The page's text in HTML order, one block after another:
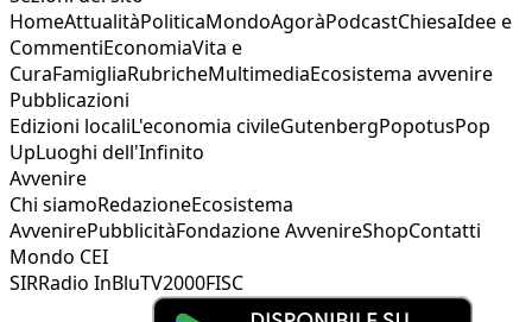
HomeAttualitàPoliticaMondoAgoràPodcastChiesaIdee e
CommentiEconomiaVita e
CuraFamigliaRubricheMultimediaEcosistema avvenire
Pubblicazioni
Edizioni localiL'economia civileGutenbergPopotusPop
UpLuoghi dell'Infinito
Avvenire
Chi siamoRedazioneEcosistema
AvvenirePubblicitàFondazione AvvenireShopContatti
Mondo CEI
SIRRadio InBluTV2000FISC